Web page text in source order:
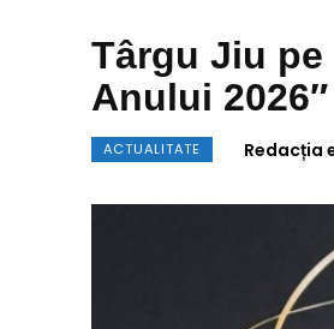
Târgu Jiu
Anului 2026″
ACTUALITATE Redacția